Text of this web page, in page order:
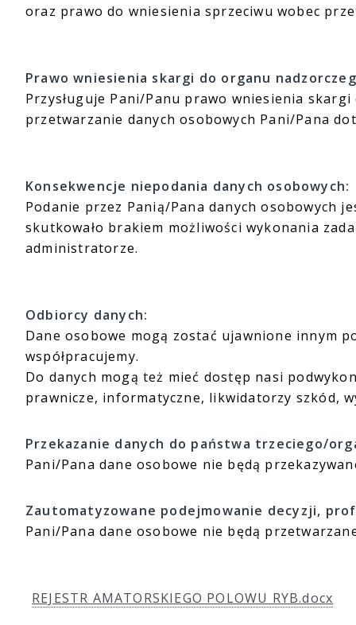
oraz prawo do wniesienia sprzeciwu wobec
Prawo wniesienia skargi do organu
Przysługuje Pani/Panu prawo wniesienia
przetwarzanie danych osobowych Pani/Pana
Konsekwencje niepodania danych osobowych:
Podanie przez Panią/Pana danych osobowych
skutkowało brakiem możliwości wykonania
administratorze.
Odbiorcy danych:
Dane osobowe mogą zostać ujawnione innym
współpracujemy.
Do danych mogą też mieć dostęp nasi
prawnicze, informatyczne, likwidatorzy szkód,
Przekazanie danych do państwa trzeciego/
Pani/Pana dane osobowe nie będą
Zautomatyzowane podejmowanie decyzji,
Pani/Pana dane osobowe nie będą
REJESTR AMATORSKIEGO POLOWU RYB.docx